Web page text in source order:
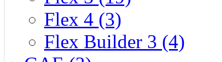
Flex 4 (3)
Flex Builder 3 (4)